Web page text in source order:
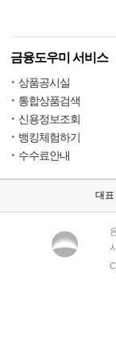
금융도우미 서비스
상품공시실
통합상품검색
신용정보조회
뱅킹체험하기
수수료안내
대표